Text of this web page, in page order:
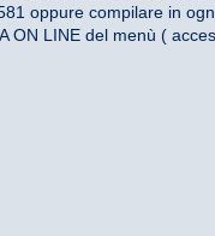
oppure compilare in
ON LINE del menù (